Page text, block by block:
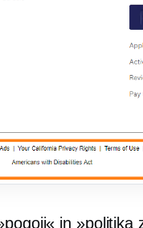
in »politika